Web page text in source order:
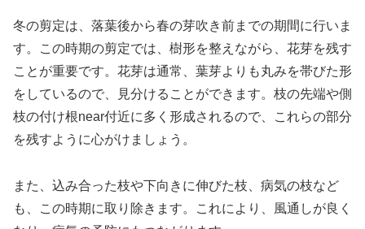
冬の剪定は、落葉後から春の芽吹き前までの期間に行いま
す。この時期の剪定では、樹形を整えながら、花芽を残す
ことが重要です。花芽は通常、葉芽よりも丸みを帯びた形
をしているので、見分けることができます。枝の先端や側
枝の付け根near付近に多く形成されるので、これらの部分
を残すように心がけましょう。
また、込み合った枝や下向きに伸びた枝、病気の枝など
も、この時期に取り除きます。これにより、風通しが良く